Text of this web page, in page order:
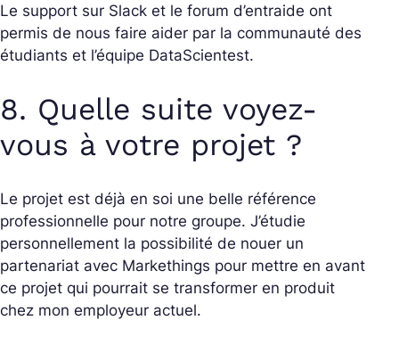
Le support sur Slack et le forum d’entraide ont
permis de nous faire aider par la communauté des
étudiants et l’équipe DataScientest.
8. Quelle suite voyez-
vous à votre projet ?
Le projet est déjà en soi une belle référence
professionnelle pour notre groupe. J’étudie
personnellement la possibilité de nouer un
partenariat avec Markethings pour mettre en avant
ce projet qui pourrait se transformer en produit
chez mon employeur actuel.